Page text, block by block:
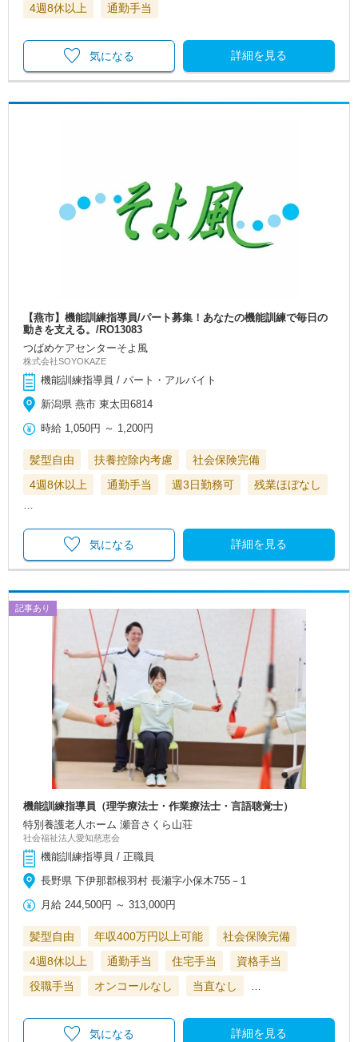
4週8休以上
通勤手当
詳細を見る
気になる
【燕市】機能訓練指導員/パート募集！あなたの機能訓練で毎日の
動きを支える。/RO13083
つばめケアセンターそよ風
株式会社SOYOKAZE
機能訓練指導員 / パート・アルバイト
新潟県 燕市 東太田6814
時給 1,050円 ～ 1,200円
髪型自由 扶養控除内考慮
社会保険完備
4週8休以上
通勤手当 週3日勤務可 残業ほぼなし
詳細を見る
気になる
記事あり
機能訓練指導員（理学療法士・作業療法士・言語聴覚士）
特別養護老人ホーム 瀬音さくら山荘
社会福祉法人愛知慈恵会
機能訓練指導員 / 正職員
長野県 下伊那郡根羽村 長瀬字小保木755－1
月給 244,500円 ～313,000円
髪型自由 年収400万円以上可能
社会保険完備
4週8休以上
通勤手当 住宅手当
資格手当
役職手当
オンコールなし 当直なし …
詳細を見る
気になる